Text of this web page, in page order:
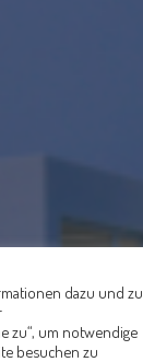
dazu und zu
zu“, um notwendige
besuchen zu